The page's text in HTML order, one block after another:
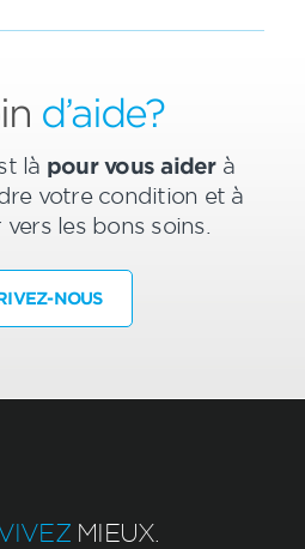
d’aide?
là pour vous aiderà
votre condition et à
les bons soins.
NOUS
MIEUX.